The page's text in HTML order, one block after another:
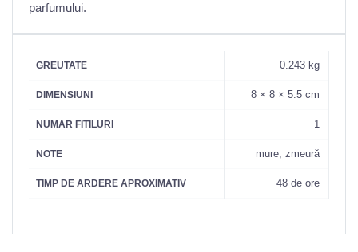
parfumului.
GREUTATE 0.243 kg
DIMENSIUNI 8 × 8 × 5.5 cm
NUMAR FITILURI 1
NOTE mure, zmeură
TIMP DE ARDERE APROXIMATIV 48 de ore